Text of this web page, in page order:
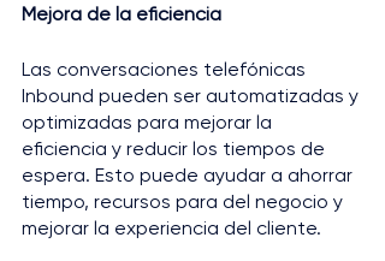
Mejora de la eficiencia
Las conversaciones telefónicas
Inbound pueden ser automatizadas y
optimizadas para mejorar la
eficiencia y reducir los tiempos de
espera. Esto puede ayudar a ahorrar
tiempo, recursos para del negocio y
mejorar la experiencia del cliente.